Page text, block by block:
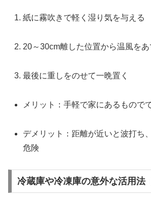
紙に霧吹きで軽く湿り気を与える
20～30cm離した位置から温風をあ
最後に重しをのせて一晩置く
メリット：手軽で家にあるもので
デメリット：距離が近いと波打ち
危険
冷蔵庫や冷凍庫の意外な活用法